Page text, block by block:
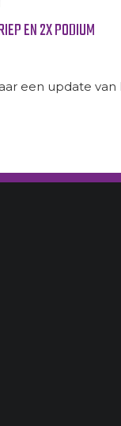
EN 2X PODIUM
een update